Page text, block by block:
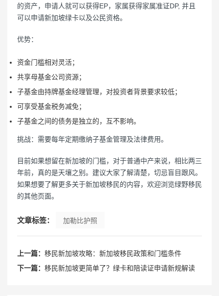
的资产，申请人就可以获得EP，家属获得家属准证DP, 并且
可以申请新加坡绿卡以及公民资格。
优势：
资金门槛相对灵活；
共享母基金公司资源；
子基金由持牌基金经理管理，对投资者背景要求较低；
可享受基金税务减免；
子基金之间的债务是独立的，互不影响。
挑战：需要每年定期缴纳子基金管理及法律费用。
目前如果想留在新加坡的门槛，对于普通中产来说，相比两三
年前，真的是天壤之别。建议大家了解清楚，切忌盲目跟风。
如果想要了解更多关于新加坡移民的内容，欢迎浏览绿野移民
的其他页面。
文章标签： 加勒比护照
上一篇： 移民新加坡攻略：新加坡移民政策和门槛条件
下一篇： 移民新加坡更简单了？绿卡和陪读证申请新规解读